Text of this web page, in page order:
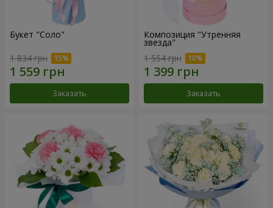
Букет "Соло"
1 834 грн
Заказать
Композиция "Утренняя
звезда"
1 554 грн
Заказать